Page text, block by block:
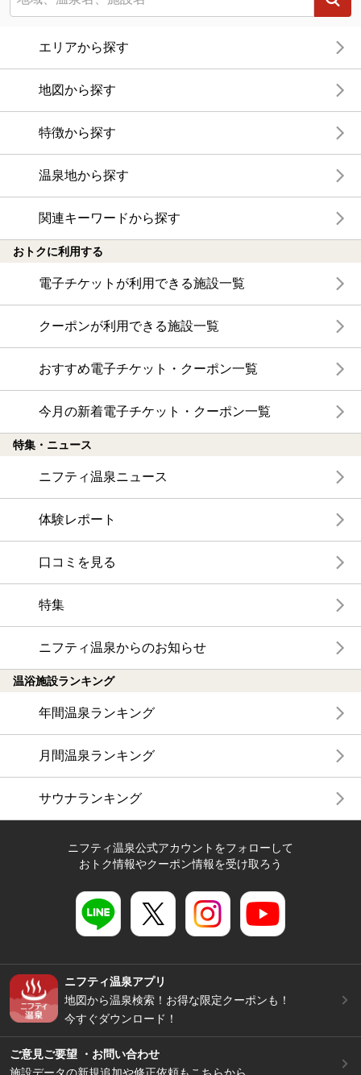
エリアから探す
地図から探す
特徴から探す
温泉地から探す
関連キーワードから探す
おトクに利用する
電子チケットが利用できる施設一覧
クーポンが利用できる施設一覧
おすすめ電子チケット・クーポン一覧
今月の新着電子チケット・クーポン一覧
特集・ニュース
ニフティ温泉ニュース
体験レポート
口コミを見る
特集
ニフティ温泉からのお知らせ
温浴施設ランキング
年間温泉ランキング
月間温泉ランキング
サウナランキング
ニフティ温泉公式アカウントをフォローして
おトク情報やクーポン情報を受け取ろう
ニフティ温泉アプリ
地図から温泉検索！お得な限定クーポンも！
今すぐダウンロード！
ご意見ご要望 ・お問い合わせ
施設データの新規追加や修正依頼もこちらから